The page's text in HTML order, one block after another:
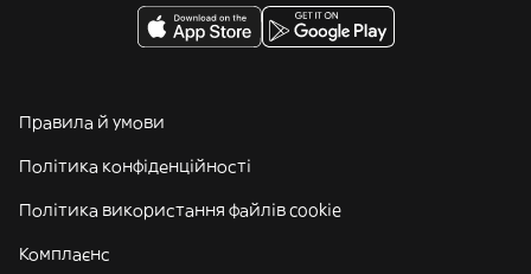
Правила й умови
Політика конфіденційності
Політика використання файлів cookie
Комплаєнс